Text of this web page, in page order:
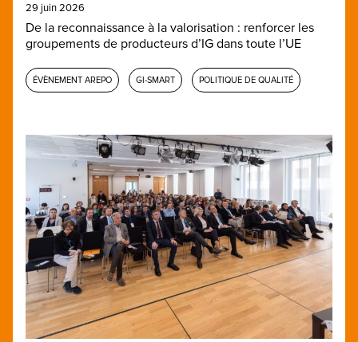
29 juin 2026
De la reconnaissance à la valorisation : renforcer les
groupements de producteurs d’IG dans toute l’UE
ÉVÈNEMENT AREPO GI-SMART POLITIQUE DE QUALITÉ